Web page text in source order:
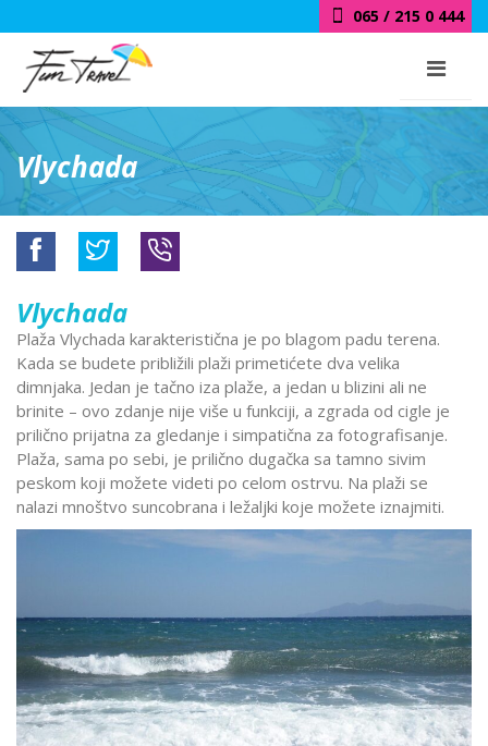
065 / 215 0 444
Vlychada
Vlychada
Plaža Vlychada karakteristična je po blagom padu terena.
Kada se budete približili plaži primetićete dva velika
dimnjaka. Jedan je tačno iza plaže, a jedan u blizini ali ne
brinite – ovo zdanje nije više u funkciji, a zgrada od cigle je
prilično prijatna za gledanje i simpatična za fotografisanje.
Plaža, sama po sebi, je prilično dugačka sa tamno sivim
peskom koji možete videti po celom ostrvu. Na plaži se
nalazi mnoštvo suncobrana i ležaljki koje možete iznajmiti.